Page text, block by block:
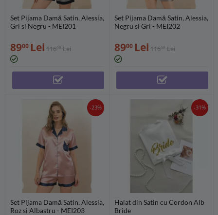
Set Pijama Damă Satin, Alessia,
Gri si Negru - MEI201
8900 Lei 11600 Lei
Set Pijama Damă Satin, Alessia,
Negru si Gri - MEI202
8900 Lei 11600 Lei
-23%
Set Pijama Damă Satin, Alessia,
Roz si Albastru - MEI203
-31%
Halat din Satin cu Cordon Alb
Bride